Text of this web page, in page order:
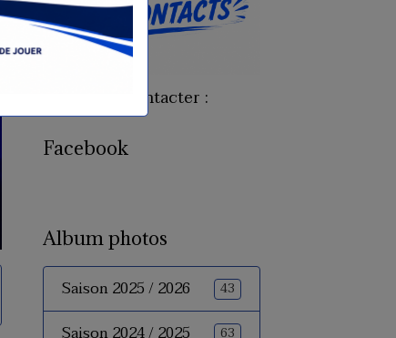
Pour nous contacter :
Facebook
Album photos
Saison 2025 / 2026 43
63